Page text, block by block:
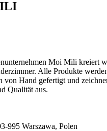
Moi Mili kreiert
Alle Produkte
von Hand gefertigt und
Qualität aus.
995 Warszawa, Polen